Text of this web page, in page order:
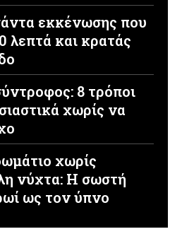
εκκένωσης που
λεπτά και κρατάς
8 τρόποι
χωρίς να
χωρίς
νύχτα: Η σωστή
ως τον ύπνο